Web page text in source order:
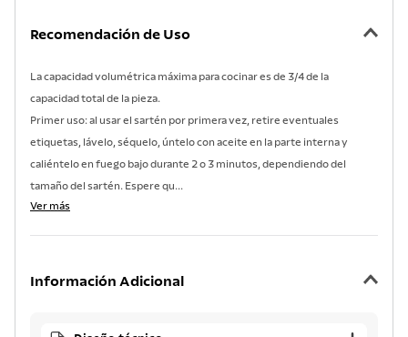
Recomendación de Uso
La capacidad volumétrica máxima para cocinar es de 3/4 de la
capacidad total de la pieza.
Primer uso: al usar el sartén por primera vez, retire eventuales
etiquetas, lávelo, séquelo, úntelo con aceite en la parte interna y
caliéntelo en fuego bajo durante 2 o 3 minutos, dependiendo del
tamaño del sartén. Espere qu...
Ver más
Información Adicional